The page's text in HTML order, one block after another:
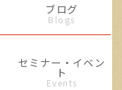
ブログ
Blogs
セミナー・イベン
ト
Events